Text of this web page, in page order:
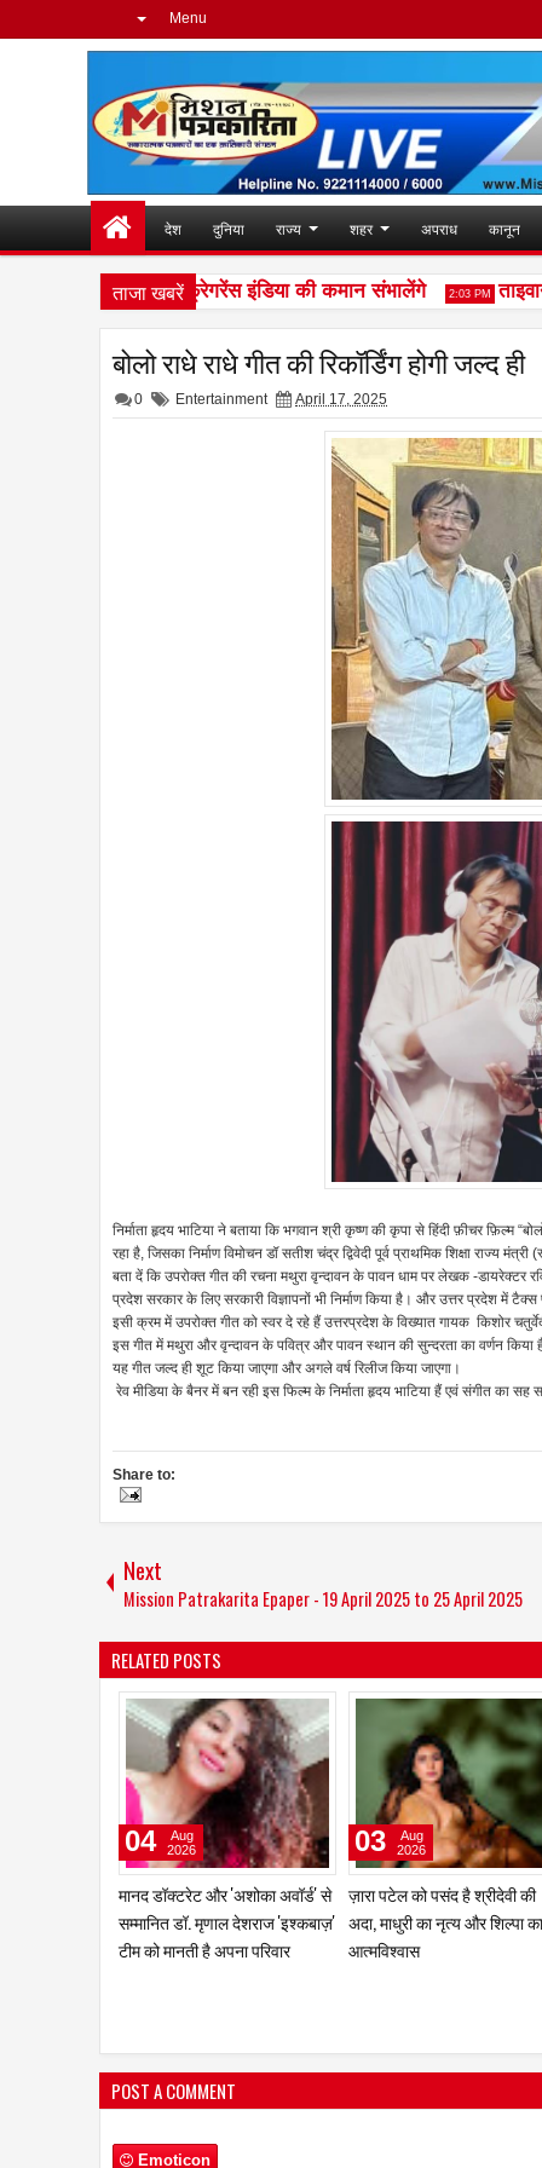
Menu
देश दुनिया राज्य शहर अपराध कानून
ताजा खबरें
अब यूरो फ्रेगरेंस इंडिया की कमान संभालेंगे 2:03 PM ताइवान
बोलो राधे राधे गीत की रिकॉर्डिंग होगी जल्द ही
0 Entertainment April 17, 2025
निर्माता हृदय भाटिया ने बताया कि भगवान श्री कृष्ण की कृपा से हिंदी फ़ीचर फ़िल्म
रहा है, जिसका निर्माण विमोचन डॉ सतीश चंद्र द्विवेदी पूर्व प्राथमिक शिक्षा राज्य
बता दें कि उपरोक्त गीत की रचना मथुरा वृन्दावन के पावन धाम पर लेखक -डायरेक्टर
प्रदेश सरकार के लिए सरकारी विज्ञापनों भी निर्माण किया है। और उत्तर प्रदेश में
इसी क्रम में उपरोक्त गीत को स्वर दे रहे हैं उत्तरप्रदेश के विख्यात गायक किशोर
इस गीत में मथुरा और वृन्दावन के पवित्र और पावन स्थान की सुन्दरता का वर्णन
यह गीत जल्द ही शूट किया जाएगा और अगले वर्ष रिलीज किया जाएगा।
रेव मीडिया के बैनर में बन रही इस फिल्म के निर्माता हृदय भाटिया हैं एवं संगीत का सह
Share to:
Next
Mission Patrakarita Epaper - 19 April 2025 to 25 April 2025
RELATED POSTS
मुंबई में 2026 हिमालयन रिम फिल्म
एग्ज़िबिशन टूर से चीन, भारत और
नेपाल में कल्चरल और एजुकेशनल
27
Jul
2026
श्रीकांत को राष्ट्रीय पुरस्कार मिलने
पर तुषार हीरानंदानी और निधि
कहा, "यह जीत हर उस इंसान की है
18
Jul
2026
POST A COMMENT